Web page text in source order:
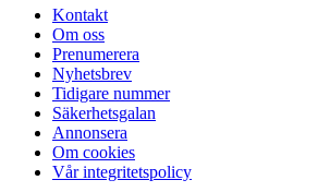
Kontakt
Om oss
Prenumerera
Nyhetsbrev
Tidigare nummer
Säkerhetsgalan
Annonsera
Om cookies
Vår integritetspolicy